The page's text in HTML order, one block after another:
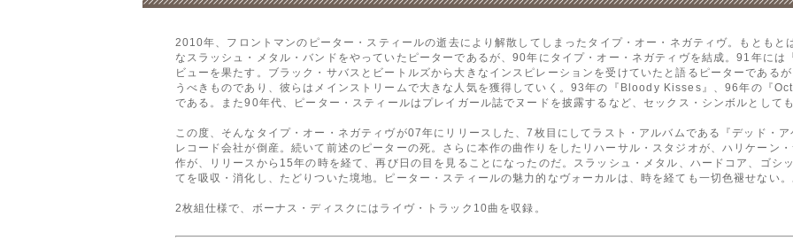
2010年、フロントマンのピーター・スティールの逝去により解散してしまったタイプ・オー・ネガティヴ。もともと
なスラッシュ・メタル・バンドをやっていたピーターであるが、90年にタイプ・オー・ネガティヴを結成。91年に
ビューを果たす。ブラック・サバスとビートルズから大きなインスピレーションを受けていたと語るピーターである
うべきものであり、彼らはメインストリームで大きな人気を獲得していく。93年の『Bloody Kisses』、96年の『
である。また90年代、ピーター・スティールはプレイガール誌でヌードを披露するなど、セックス・シンボルとしても
この度、そんなタイプ・オー・ネガティヴが07年にリリースした、7枚目にしてラスト・アルバムである『デッド・
レコード会社が倒産。続いて前述のピーターの死。さらに本作の曲作りをしたリハーサル・スタジオが、ハリケーン
作が、リリースから15年の時を経て、再び日の目を見ることになったのだ。スラッシュ・メタル、ハードコア、ゴシ
てを吸収・消化し、たどりついた境地。ピーター・スティールの魅力的なヴォーカルは、時を経ても一切色褪せない
2枚組仕様で、ボーナス・ディスクにはライヴ・トラック10曲を収録。